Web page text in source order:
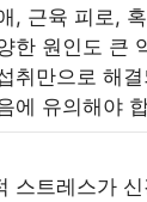
, 근육 피로,
한 원인도 큰
취만으로 해
에 유의해야
스트레스가